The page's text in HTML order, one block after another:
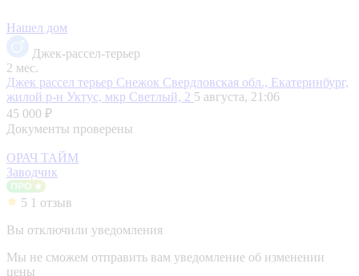
Нашел дом
Джек-рассел-терьер
2 мес.
Джек рассел терьер Снежок Свердловская обл., Екатеринбург,
жилой р-н Уктус, мкр Светлый, 2 5 августа, 21:06
45 000 ₽
Документы проверены
ОРАЧ ТАЙМ
Заводчик
5 1 отзыв
Вы отключили уведомления
Мы не сможем отправить вам уведомление об изменении
цены